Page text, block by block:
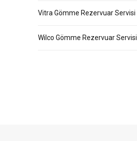
Vitra Gömme Rezervuar Servisi
Wilco Gömme Rezervuar Servisi